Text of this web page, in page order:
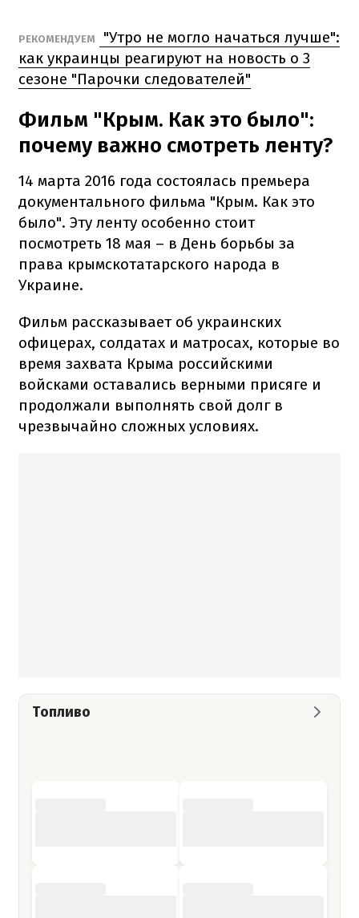
РЕКОМЕНДУЕМ
"Утро не могло начаться лучше":
как украинцы реагируют на новость о 3
сезоне "Парочки следователей"
Фильм "Крым. Как это было":
почему важно смотреть ленту?
14 марта 2016 года состоялась премьера
документального фильма "Крым. Как это
было". Эту ленту особенно стоит
посмотреть 18 мая – в День борьбы за
права крымскотатарского народа в
Украине.
Фильм рассказывает об украинских
офицерах, солдатах и матросах, которые во
время захвата Крыма российскими
войсками оставались верными присяге и
продолжали выполнять свой долг в
чрезвычайно сложных условиях.
Топливо